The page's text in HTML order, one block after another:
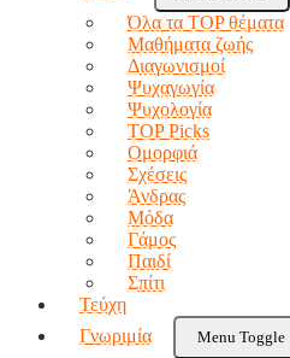
Όλα τα TOP θέματα
Μαθήματα ζωής
Διαγωνισμοί
Ψυχαγωγία
Ψυχολογία
TOP Picks
Ομορφιά
Σχέσεις
Άνδρας
Μόδα
Γάμος
Παιδί
Σπίτι
Τεύχη
Γνωριμία
Menu Toggle